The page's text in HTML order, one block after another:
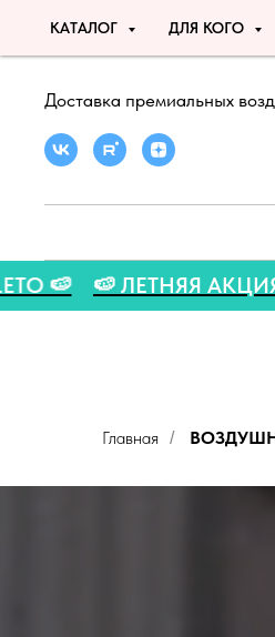
КАТАЛОГ ДЛЯ КОГО
Доставка премиальных
5% - LETO 🍉 🍉
Главная /